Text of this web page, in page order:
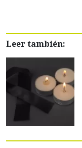
Leer también: